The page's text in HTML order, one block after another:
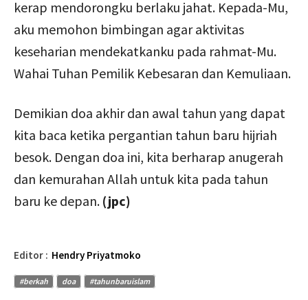
kerap mendorongku berlaku jahat. Kepada-Mu,
aku memohon bimbingan agar aktivitas
keseharian mendekatkanku pada rahmat-Mu.
Wahai Tuhan Pemilik Kebesaran dan Kemuliaan.
Demikian doa akhir dan awal tahun yang dapat
kita baca ketika pergantian tahun baru hijriah
besok. Dengan doa ini, kita berharap anugerah
dan kemurahan Allah untuk kita pada tahun
baru ke depan. (jpc)
Editor : Hendry Priyatmoko
#berkah doa #tahunbaruislam